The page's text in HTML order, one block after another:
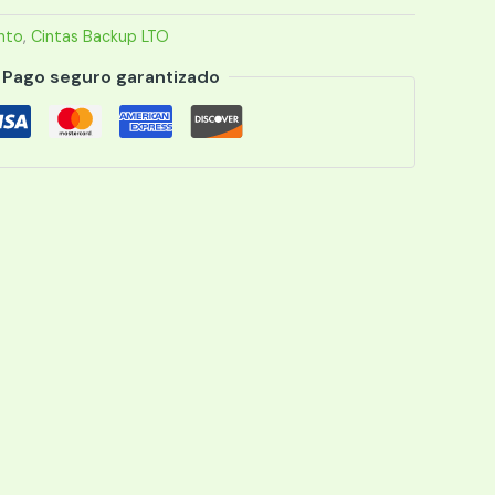
, Cintas Backup LTO
Pago seguro garantizado